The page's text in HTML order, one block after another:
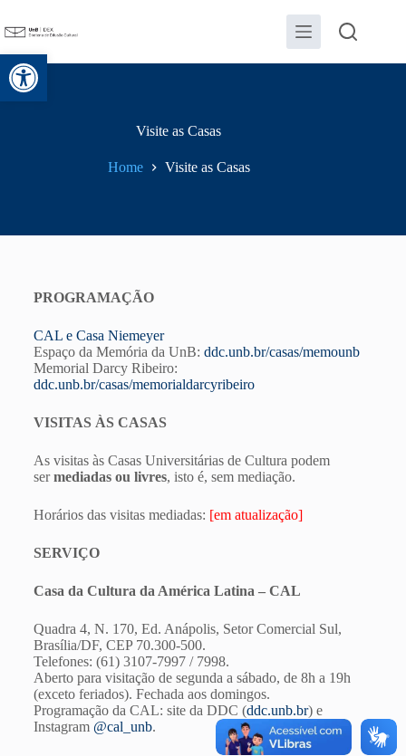
Abrir a barra de ferramentas
Visite as Casas
Home Visite as Casas
PROGRAMAÇÃO
CAL e Casa Niemeyer
Espaço da Memória da UnB: ddc.unb.br/casas/memounb
Memorial Darcy Ribeiro:
ddc.unb.br/casas/memorialdarcyribeiro
VISITAS ÀS CASAS
As visitas às Casas Universitárias de Cultura podem
sermediadas ou livres, isto é, sem mediação.
Horários das visitas mediadas: [em atualização]
SERVIÇO
Casa da Cultura da América Latina – CAL
Quadra 4, N. 170, Ed. Anápolis, Setor Comercial Sul,
Brasília/DF, CEP 70.300-500.
Telefones: (61) 3107-7997 / 7998.
Aberto para visitação de segunda a sábado, de 8h a 19h
(exceto feriados). Fechada aos domingos.
Programação da CAL: site da DDC (ddc.unb.br) e
Instagram @cal_unb.